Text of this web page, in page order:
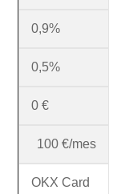
0,9%
0,5%
0 €
100 €/mes
OKX Card